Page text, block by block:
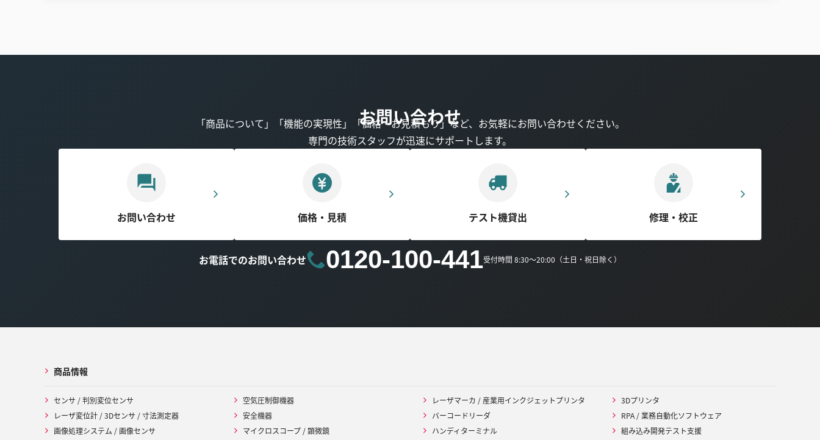
お問い合わせ
「商品について」「機能の実現性」「価格・お見積もり」など、お気軽にお問い合わせください。
専門の技術スタッフが迅速にサポートします。
お問い合わせ 価格・見積 テスト機貸出 修理・校正
お電話でのお問い合わせ 0120-100-441受付時間 8:30～20:00（土日・祝日除く）
商品情報
センサ / 判別変位センサ
レーザ変位計 / 3Dセンサ / 寸法測定器
画像処理システム / 画像センサ
空気圧制御機器
安全機器
マイクロスコープ / 顕微鏡
レーザマーカ / 産業用インクジェットプリンタ
バーコードリーダ
ハンディターミナル
3Dプリンタ
RPA / 業務自動化ソフトウェア
組み込み開発テスト支援